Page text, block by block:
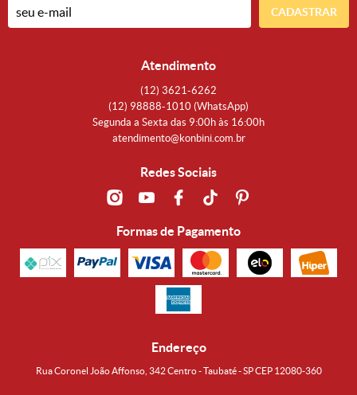
CADASTRAR
Atendimento
(12) 3621-6262
(12) 98888-1010 (WhatsApp)
Segunda a Sexta das 9:00h às 16:00h
atendimento@konbini.com.br
Redes Sociais
Formas de Pagamento
Endereço
Rua Coronel João Affonso, 342 Centro - Taubaté - SP CEP 12080-360